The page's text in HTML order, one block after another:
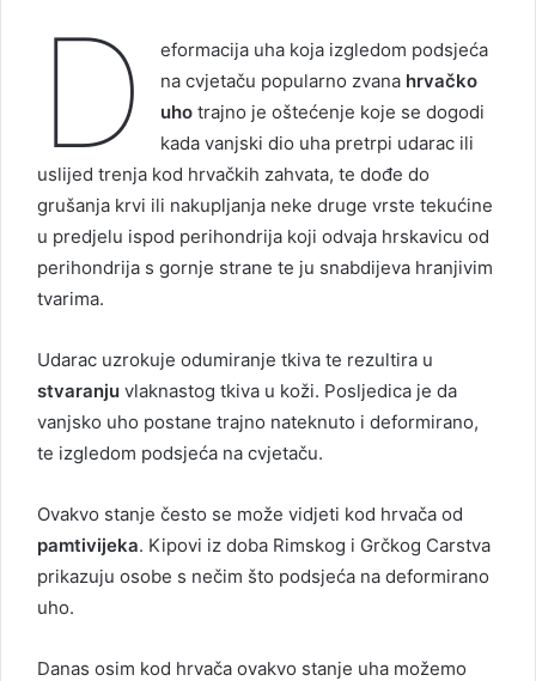
D
eformacija uha koja izgledom podsjeća
na cvjetaču popularno zvana hrvačko
uhotrajno je oštećenje koje se dogodi
kada vanjski dio uha pretrpi udarac ili
uslijed trenja kod hrvačkih zahvata, te dođe do
grušanja krvi ili nakupljanja neke druge vrste tekućine
u predjelu ispod perihondrija koji odvaja hrskavicu od
perihondrija s gornje strane te ju snabdijeva hranjivim
tvarima.
Udarac uzrokuje odumiranje tkiva te rezultira u
stvaranju vlaknastog tkiva u koži. Posljedica je da
vanjsko uho postane trajno nateknuto i deformirano,
te izgledom podsjeća na cvjetaču.
Ovakvo stanje često se može vidjeti kod hrvača od
pamtivijeka. Kipovi iz doba Rimskog i Grčkog Carstva
prikazuju osobe s nečim što podsjeća na deformirano
uho.
Danas osim kod hrvača ovakvo stanje uha možemo